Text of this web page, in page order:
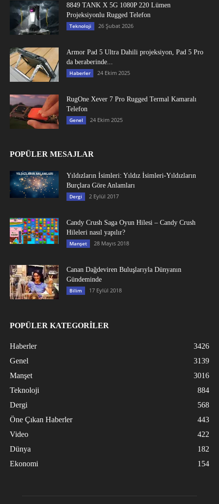
8849 TANK X 5G 1080P 220 Lümen
Projeksiyonlu Rugged Telefon
Teknoloji 26 Şubat 2026
Armor Pad 5 Ultra Dahili projeksiyon, Pad 5 Pro
da beraberinde...
Haberler 24 Ekim 2025
RugOne Xever 7 Pro Rugged Termal Kamaralı
Telefon
Genel 24 Ekim 2025
POPÜLER MESAJLAR
Yıldızların İsimleri: Yıldız İsimleri-Yıldızların
Burçlara Göre Anlamları
Dergi 2 Eylül 2017
Candy Crush Saga Oyun Hilesi – Candy Crush
Hileleri nasıl yapılır?
Manşet 28 Mayıs 2018
Canan Dağdeviren Buluşlarıyla Dünyanın
Gündeminde
Bilim 17 Eylül 2018
POPÜLER KATEGORİLER
Haberler
3426
Genel
3139
Manşet
3016
Teknoloji
884
Dergi
568
Öne Çıkan Haberler
443
Video
422
Dünya
182
Ekonomi
154